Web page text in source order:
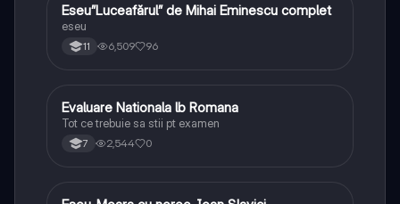
Limba și literatura română
Eseu”Luceafărul” de Mihai Eminescu complet
eseu
11 6,509 96
Limba și literatura română
Evaluare Nationala lb Romana
Tot ce trebuie sa stii pt examen
7 2,544 0